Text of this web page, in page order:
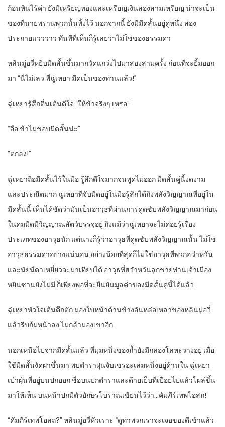
ก้อนหินไร้ค่า ยังมีเหรียญทองและเหรียญเงินสองสามเหรียญ น่าจะเป็น
ของที่นายพรานพวกนั้นทิ้งไว้ นอกจากนี้ ยังมีมีดสั้นอยู่คู่หนึ่ง ส่อง
ประกายแวววาว ทันทีที่เห็นก็รู้เลยว่าไม่ใช่ของธรรมดา
หลินมู่อวี่หยิบมีดสั้นขึ้นมากวัดแกว่งไปมาสองสามครั้ง ก่อนที่จะยิ้มออก
มา “นี่ไม่เลว พี่ฉู่เหยา มีดเป็นของท่านแล้ว!”
ฉู่เหยารู้สึกตื่นเต้นดีใจ “ให้ข้าจริงๆ เหรอ”
“อือ ข้าไม่ชอบมีดสั้นน่ะ”
“ตกลง!”
ฉู่เหยาถือมีดสั้นไว้ในมือ รู้สึกดีใจมากจนพูดไม่ออก มีดสั้นคู่นี้งดงาม
และประณีตมาก ฉู่เหยาที่จับมีดอยู่ในมือรู้สึกได้ถึงพลังวิญญาณที่อยู่ใน
มีดสั้นนี้ เห็นได้ชัดว่ามันเป็นอาวุธที่ผ่านการดูดซับพลังวิญญาณมาก่อน
ในคมมีดมีวิญญาณสัตว์บรรจุอยู่ ถึงแม้ว่าฉู่เหยาจะไม่ค่อยรู้เรื่อง
ประเภทของอาวุธนัก แต่นางก็รู้ว่าอาวุธที่ดูดซับพลังวิญญาณนั้น ไม่ใช่
อาวุธธรรมดาอย่างแน่นอน อย่างน้อยที่สุดก็ไม่ใช่อาวุธที่พวกฮว๋าหวัน
และนัยน์ตาเหยี่ยวจะมาเทียบได้ อาวุธที่ฮว๋าหวันลูกชายท่านเจ้าเมือง
หยินซานยังไม่มี ก็เพียงพอที่จะยืนยันมูลค่าของมีดสั้นคู่นี้ได้แล้ว
ฉู่เหยาหัวใจเต้นตึกตัก มองใบหน้าด้านข้างอันหล่อเหลาของหลินมู่อวี่
แล้วรีบก้มหน้าลง ไม่กล้ามองเขาอีก
นอกเหนือไปจากมีดสั้นแล้ว ที่มุมหนึ่งของถ้ำยังมีกล่องโลหะวางอยู่ เมื่อ
ใช้มีดสั้นงัดฝาขึ้นมา พบตำราฝุ่นจับเขรอะเล่มหนึ่งอยู่ด้านใน ฉู่เหยา
เป่าฝุ่นที่อยู่บนปกออก ชื่อบนปกตำราและด้ายเย็บที่เปื่อยไปแล้วโผล่ขึ้น
มาให้เห็น บนหน้าปกมีตัวอักษรโบราณเขียนไว้ว่า…คัมภีร์เทพโอสถ!
“คัมภีร์เทพโอสถ?” หลินมู่อวี่หัวเราะ “ดูท่าพวกเราจะเจอของดีเข้าแล้ว